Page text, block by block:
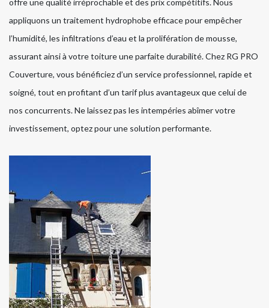
offre une qualité irréprochable et des prix compétitifs. Nous
appliquons un traitement hydrophobe efficace pour empêcher
l’humidité, les infiltrations d’eau et la prolifération de mousse,
assurant ainsi à votre toiture une parfaite durabilité. Chez RG PRO
Couverture, vous bénéficiez d’un service professionnel, rapide et
soigné, tout en profitant d’un tarif plus avantageux que celui de
nos concurrents. Ne laissez pas les intempéries abîmer votre
investissement, optez pour une solution performante.